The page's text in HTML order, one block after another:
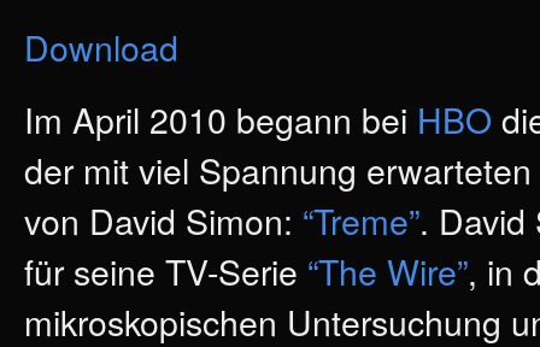
Download
Im April 2010 begann bei HBO
der mit viel Spannung
von David Simon: “Treme”. David
für seine TV-Serie “The Wire”, in
mikroskopischen Untersuchung